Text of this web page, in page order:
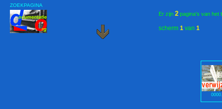
ZOEKPAGINA
Er zijn 2 pagina's van het
scherm 1 van 1